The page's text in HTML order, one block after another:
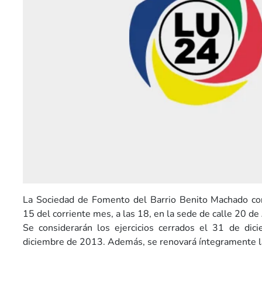
La Sociedad de Fomento del Barrio Benito Machado
15 del corriente mes, a las 18, en la sede de calle 20
Se considerarán los ejercicios cerrados el 31 de
diciembre de 2013. Además, se renovará íntegramente